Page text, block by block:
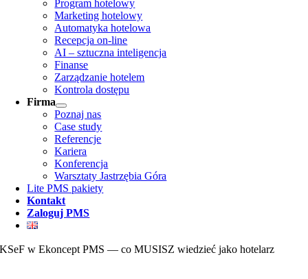
Program hotelowy
Marketing hotelowy
Automatyka hotelowa
Recepcja on-line
AI – sztuczna inteligencja
Finanse
Zarządzanie hotelem
Kontrola dostępu
Firma
Poznaj nas
Case study
Referencje
Kariera
Konferencja
Warsztaty Jastrzębia Góra
Lite PMS pakiety
Kontakt
Zaloguj PMS
KSeF w Ekoncept PMS — co MUSISZ wiedzieć jako hotelarz